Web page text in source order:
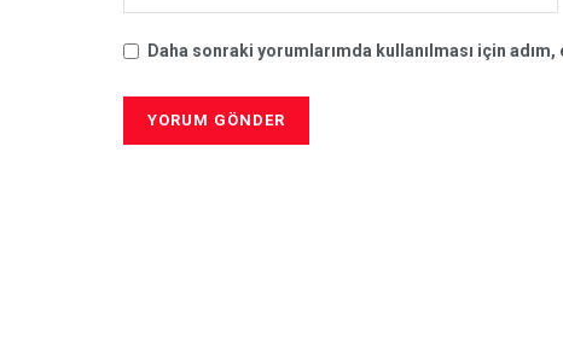
Daha sonraki yorumlarımda kullanılması için